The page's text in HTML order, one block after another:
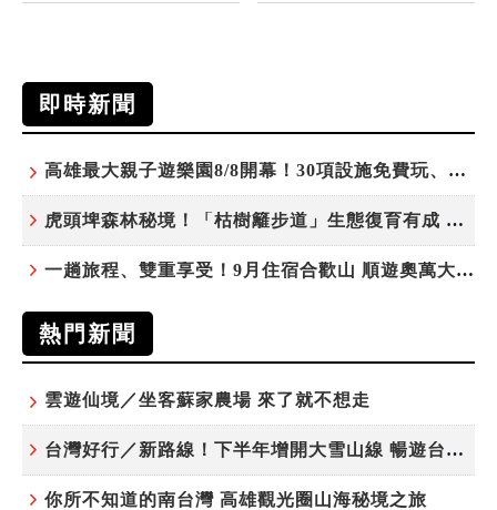
即時新聞
高雄最大親子遊樂園8/8開幕！30項設施免費玩、YOYO家族嗨翻暑假
虎頭埤森林秘境！「枯樹籬步道」生態復育有成 走進大自然生命教室
一趟旅程、雙重享受！9月住宿合歡山 順遊奧萬大10元優惠入園
熱門新聞
雲遊仙境／坐客蘇家農場 來了就不想走
台灣好行／新路線！下半年增開大雪山線 暢遊台中更便利
你所不知道的南台灣 高雄觀光圈山海秘境之旅